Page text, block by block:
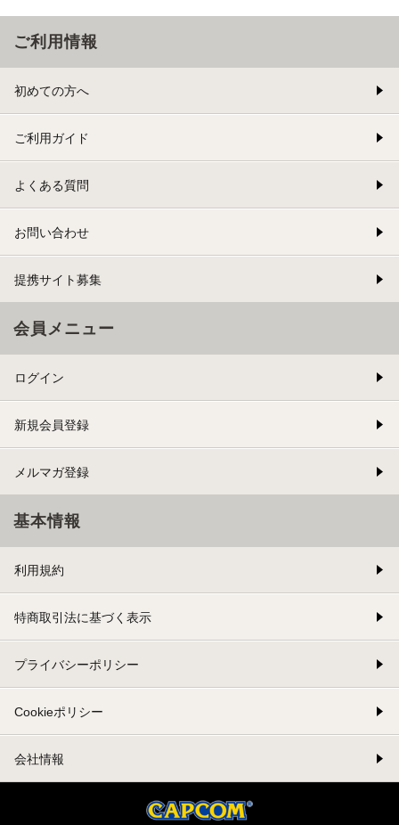
ご利用情報
初めての方へ
ご利用ガイド
よくある質問
お問い合わせ
提携サイト募集
会員メニュー
ログイン
新規会員登録
メルマガ登録
基本情報
利用規約
特商取引法に基づく表示
プライバシーポリシー
Cookieポリシー
会社情報